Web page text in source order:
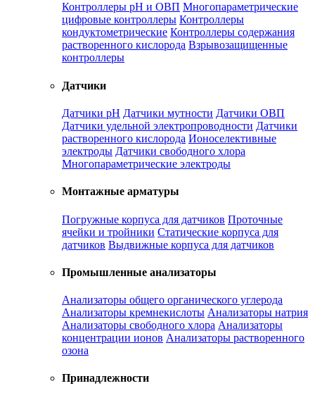
Контроллеры рН и ОВП Многопараметрические
цифровые контроллеры Контроллеры
кондуктометрические Контроллеры содержания
растворенного кислорода Взрывозащищенные
контроллеры
Датчики
Датчики рН Датчики мутности Датчики ОВП
Датчики удельной электропроводности Датчики
растворенного кислорода Ионоселективные
электроды Датчики свободного хлора
Многопараметрические электроды
Монтажные арматуры
Погружные корпуса для датчиков Проточные
ячейки и тройники Статические корпуса для
датчиков Выдвижные корпуса для датчиков
Промышленные анализаторы
Анализаторы общего органического углерода
Анализаторы кремнекислоты Анализаторы натрия
Анализаторы свободного хлора Анализаторы
концентрации ионов Анализаторы растворенного
озона
Принадлежности